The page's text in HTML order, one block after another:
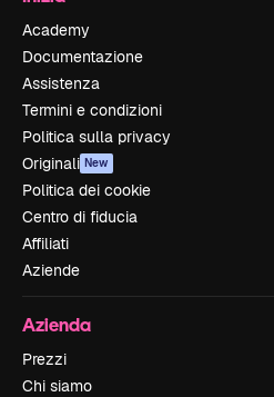
Academy
Documentazione
Assistenza
Termini e condizioni
Politica sulla privacy
Originali New
Politica dei cookie
Centro di fiducia
Affiliati
Aziende
Azienda
Prezzi
Chi siamo